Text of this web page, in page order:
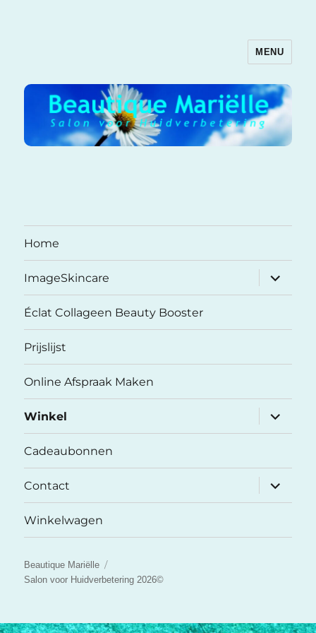
MENU
Home
ImageSkincare
submenu
Éclat Collageen Beauty Booster
Prijslijst
Online Afspraak Maken
Winkel
submenu
Cadeaubonnen
Contact
submenu
Winkelwagen
Beautique Mariëlle
Salon voor Huidverbetering 2026©